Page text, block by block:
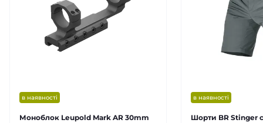
в наявності
Моноблок Leupold Mark AR 30mm
в наявності
Шорти BR Stinger